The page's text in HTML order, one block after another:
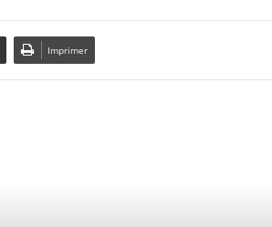
Imprimer